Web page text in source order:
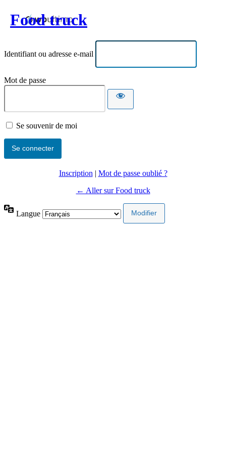
Food truck
Identifiant ou adresse e-mail
Mot de passe
Se souvenir de moi
Inscription | Mot de passe oublié ?
← Aller sur Food truck
Langue